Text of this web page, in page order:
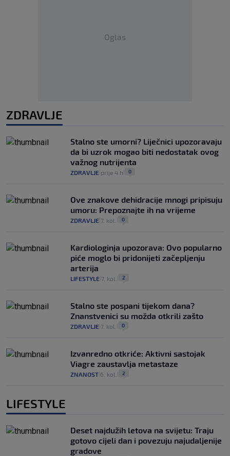
Oglas
ZDRAVLJE
Stalno ste umorni? Liječnici upozoravaju
da bi uzrok mogao biti nedostatak ovog
važnog nutrijenta
ZDRAVLJE prije 4 h 0
Ove znakove dehidracije mnogi pripisuju
umoru: Prepoznajte ih na vrijeme
ZDRAVLJE 7. kol. 0
Kardiologinja upozorava: Ovo popularno
piće moglo bi pridonijeti začepljenju
arterija
LIFESTYLE 7. kol. 2
Stalno ste pospani tijekom dana?
Znanstvenici su možda otkrili zašto
ZDRAVLJE 7. kol. 0
Izvanredno otkriće: Aktivni sastojak
Viagre zaustavlja metastaze
ZNANOST 6. kol. 2
LIFESTYLE
Deset najdužih letova na svijetu: Traju
gotovo cijeli dan i povezuju najudaljenije
gradove